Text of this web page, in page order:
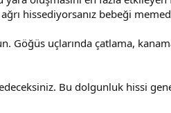
hissediyorsanız bebeği
Göğüs uçlarında çatlama,
Bu dolgunluk hissi